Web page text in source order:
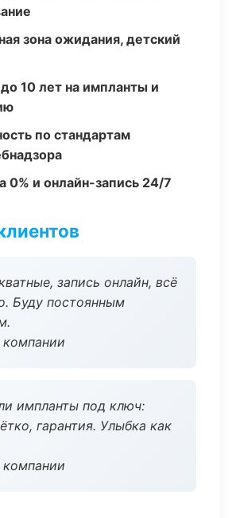
зона ожидания, детский
до 10 лет на импланты и
по стандартам
0% и онлайн-запись 24/7
запись онлайн, всё
Буду постоянным
импланты под ключ:
гарантия. Улыбка как